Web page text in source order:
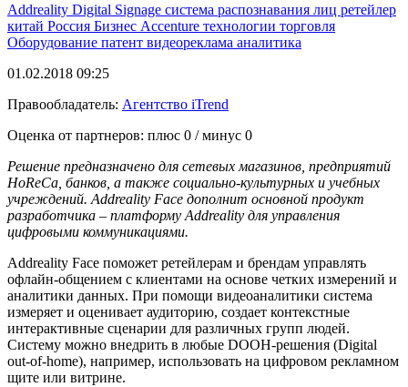
Addreality Digital Signage система распознавания лиц ретейлер
китай Россия Бизнес Accenture технологии торговля
Оборудование патент видеореклама аналитика
01.02.2018 09:25
Правообладатель: Агентство iTrend
Оценка от партнеров: плюс 0 / минус 0
Решение предназначено для сетевых магазинов, предприятий
HoReCa, банков, а также социально-культурных и учебных
учреждений. Addreality Face дополнит основной продукт
разработчика – платформу Addreality для управления
цифровыми коммуникациями.
Addreality Face поможет ретейлерам и брендам управлять
офлайн-общением с клиентами на основе четких измерений и
аналитики данных. При помощи видеоаналитики система
измеряет и оценивает аудиторию, создает контекстные
интерактивные сценарии для различных групп людей.
Систему можно внедрить в любые DOOH-решения (Digital
out-of-home), например, использовать на цифровом рекламном
щите или витрине.